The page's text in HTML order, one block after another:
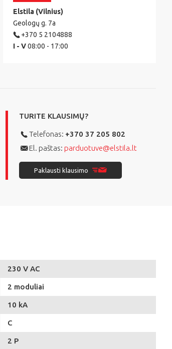
Elstila (Vilnius)
Geologų g. 7a
+370 5 2104888
I - V08:00 - 17:00
TURITE KLAUSIMŲ?
Telefonas: +370 37 205 802
El. paštas: parduotuve@elstila.lt
Paklausti klausimo
230 V AC
2 moduliai
10 kA
C
2 P